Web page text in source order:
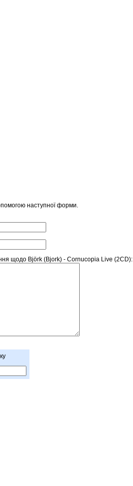
наступної форми.
щодо Björk (Bjork) - Cornucopia Live (2CD):